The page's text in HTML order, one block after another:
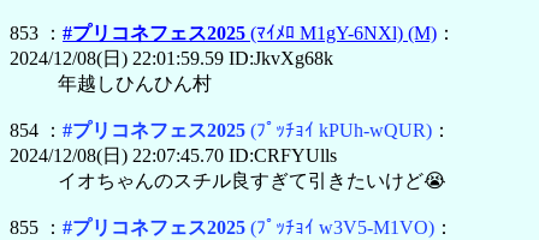
853 ： #プリコネフェス2025 (ﾏｲﾒﾛ M1gY-6NXl) (M) ：
2024/12/08(日) 22:01:59.59 ID:JkvXg68k
年越しひんひん村
854 ： #プリコネフェス2025 (ﾌﾟｯﾁｮｲ kPUh-wQUR) ：
2024/12/08(日) 22:07:45.70 ID:CRFYUlls
イオちゃんのスチル良すぎて引きたいけど😭
855 ： #プリコネフェス2025 (ﾌﾟｯﾁｮｲ w3V5-M1VO) ：